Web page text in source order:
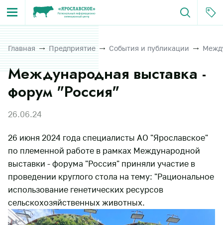
Главная Предприятие События и публикации
Международная выставка -
форум "Россия"
26.06.24
26 июня 2024 года специалисты АО "Ярославское"
по племенной работе в рамках Международной
выставки - форума "Россия" приняли участие в
проведении круглого стола на тему: "Рациональное
использование генетических ресурсов
сельскохозяйственных животных.